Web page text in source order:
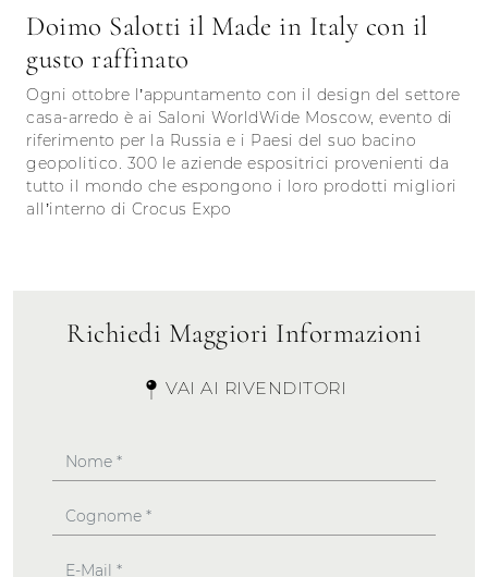
Doimo Salotti il Made in Italy con il
gusto raffinato
Ogni ottobre l’appuntamento con il design del settore
casa-arredo è ai Saloni WorldWide Moscow, evento di
riferimento per la Russia e i Paesi del suo bacino
geopolitico. 300 le aziende espositrici provenienti da
tutto il mondo che espongono i loro prodotti migliori
all’interno di Crocus Expo
Richiedi Maggiori Informazioni
VAI AI RIVENDITORI